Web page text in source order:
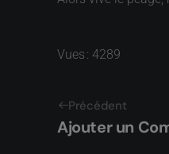
Vues : 4289
Précédent
Ajouter un